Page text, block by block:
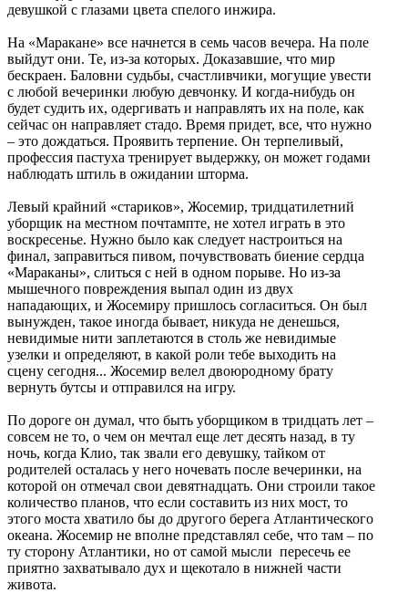
девушкой с глазами цвета спелого инжира.
На «Маракане» все начнется в семь часов вечера. На поле
выйдут они. Те, из-за которых. Доказавшие, что мир
бескраен. Баловни судьбы, счастливчики, могущие увести
с любой вечеринки любую девчонку. И когда-нибудь он
будет судить их, одергивать и направлять их на поле, как
сейчас он направляет стадо. Время придет, все, что нужно
– это дождаться. Проявить терпение. Он терпеливый,
профессия пастуха тренирует выдержку, он может годами
наблюдать штиль в ожидании шторма.
Левый крайний «стариков», Жосемир, тридцатилетний
уборщик на местном почтампте, не хотел играть в это
воскресенье. Нужно было как следует настроиться на
финал, заправиться пивом, почувствовать биение сердца
«Мараканы», слиться с ней в одном порыве. Но из-за
мышечного повреждения выпал один из двух
нападающих, и Жосемиру пришлось согласиться. Он был
вынужден, такое иногда бывает, никуда не денешься,
невидимые нити заплетаются в столь же невидимые
узелки и определяют, в какой роли тебе выходить на
сцену сегодня... Жосемир велел двоюродному брату
вернуть бутсы и отправился на игру.
По дороге он думал, что быть уборщиком в тридцать лет –
совсем не то, о чем он мечтал еще лет десять назад, в ту
ночь, когда Клио, так звали его девушку, тайком от
родителей осталась у него ночевать после вечеринки, на
которой он отмечал свои девятнадцать. Они строили такое
количество планов, что если составить из них мост, то
этого моста хватило бы до другого берега Атлантического
океана. Жосемир не вполне представлял себе, что там – по
ту сторону Атлантики, но от самой мысли пересечь ее
приятно захватывало дух и щекотало в нижней части
живота.